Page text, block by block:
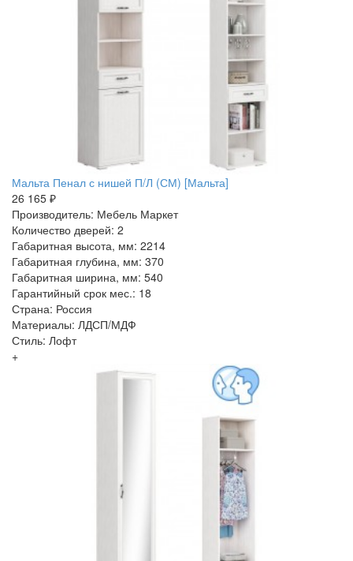
Мальта Пенал с нишей П/Л (СМ) [Мальта]
26 165 ₽
Производитель: Мебель Маркет
Количество дверей: 2
Габаритная высота, мм: 2214
Габаритная глубина, мм: 370
Габаритная ширина, мм: 540
Гарантийный срок мес.: 18
Страна: Россия
Материалы: ЛДСП/МДФ
Стиль: Лофт
+